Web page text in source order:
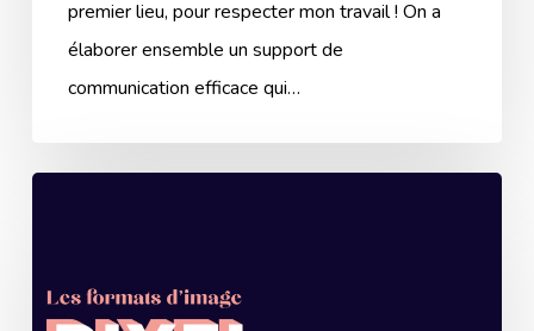
premier lieu, pour respecter mon travail ! On a
élaborer ensemble un support de
communication efficace qui…